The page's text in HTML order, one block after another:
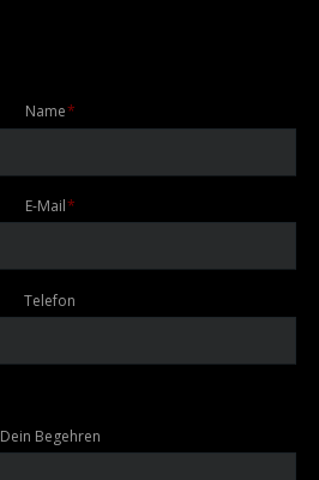
Pflichtfeld
Name*
Pflichtfeld
E-Mail*
Telefon
Dein Begehren